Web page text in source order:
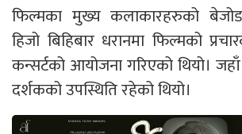
फिल्मका मुख्य कलाकारहरुको बेजोड
हिजो बिहिबार धरानमा फिल्मको
कन्सर्टको आयोजना गरिएको थियो।
दर्शकको उपस्थिति रहेको थियो।